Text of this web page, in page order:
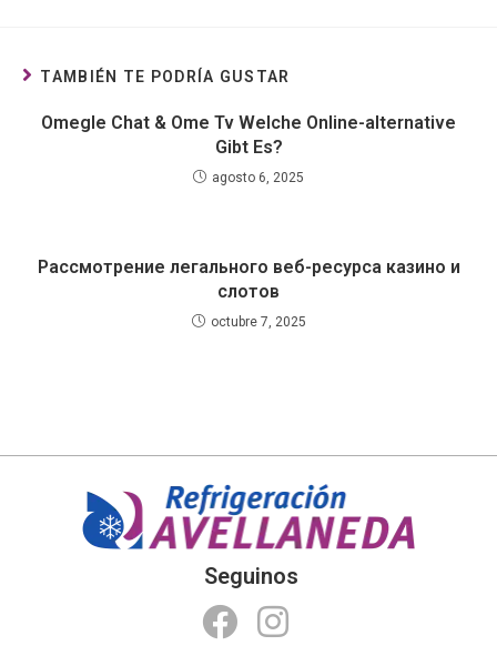
TAMBIÉN TE PODRÍA GUSTAR
Omegle Chat & Ome Tv Welche Online-alternative
Gibt Es?
agosto 6, 2025
Рассмотрение легального веб-ресурса казино и
слотов
octubre 7, 2025
Seguinos